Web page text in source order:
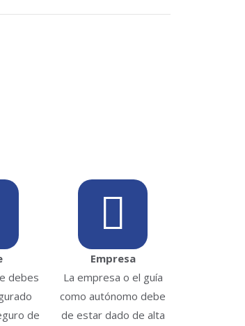
debes
de
Empresa
La empresa o el guía
como autónomo debe
de estar dado de alta